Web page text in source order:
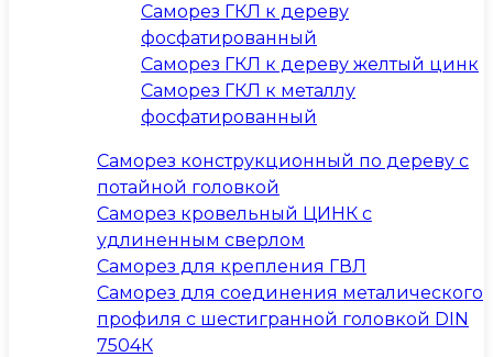
Саморез ГКЛ к дереву
фосфатированный
Саморез ГКЛ к дереву желтый цинк
Саморез ГКЛ к металлу
фосфатированный
Саморез конструкционный по дереву с
потайной головкой
Саморез кровельный ЦИНК с
удлиненным сверлом
Саморез для крепления ГВЛ
Саморез для соединения металического
профиля с шестигранной головкой DIN
7504К